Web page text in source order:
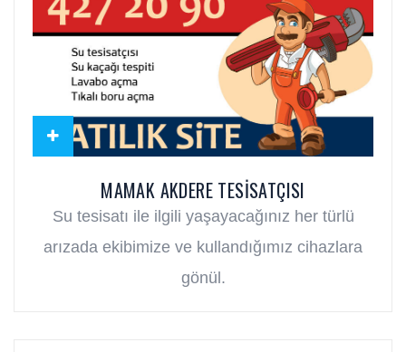
MAMAK AKDERE TESISATÇISI
Su tesisatı ile ilgili yaşayacağınız her türlü
arızada ekibimize ve kullandığımız cihazlara
gönül.